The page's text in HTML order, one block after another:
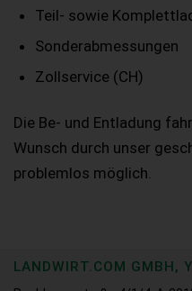
Teil- sowie
Sonderabmessungen
Zollservice (CH)
Die Be- und Entladung
Wunsch durch unser
problemlos möglich.
LANDWIRT.COM GMBH,